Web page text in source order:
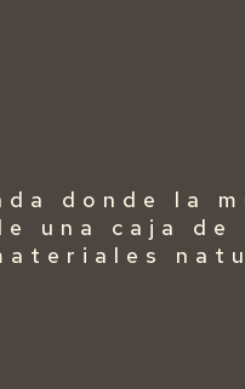
donde la
una caja de